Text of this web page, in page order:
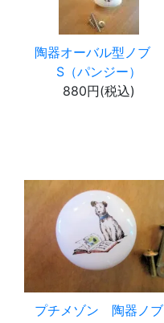
陶器オーバル型ノブ
S（パンジー）
880円(税込)
プチメゾン 陶器ノブ